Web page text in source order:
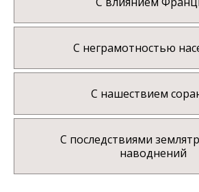
С неграмотностью
С нашествием
С последствиями
наводнений